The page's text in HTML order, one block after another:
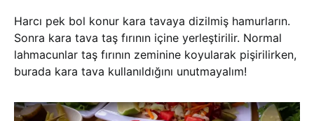
Harcı pek bol konur kara tavaya dizilmiş hamurların.
Sonra kara tava taş fırının içine yerleştirilir. Normal
lahmacunlar taş fırının zeminine koyularak pişirilirken,
burada kara tava kullanıldığını unutmayalım!